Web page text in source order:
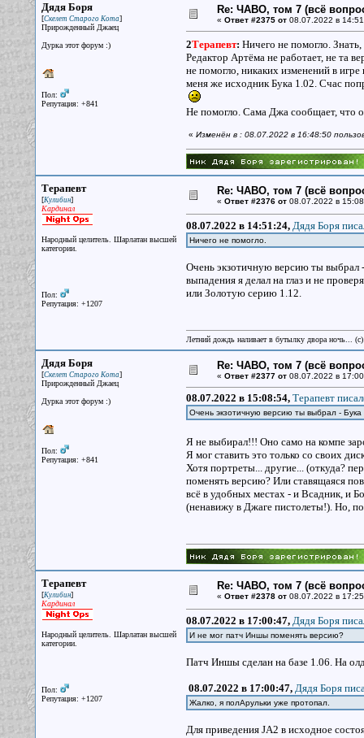
Дядя Боря
[Скелет Старого Кота]
Прирожденный Джаец
Дурка этот форум :)
Пол:
Репутация: +841
Re: ЧАВО, том 7 (всё
« Ответ #2375 от08.07.2022 в
2Терапевт: Ничего не помогло.
Редактор Артёма не работает, не та
не помогло, никаких изменений в
меня же исходник Бука 1.02. Счас
Не помогло. Сама Джа сообщает, что
« Изменён в : 08.07.2022 в 16:48:50
Терапевт
[Кулибин]
Кардинал
Народный целитель. Шарлатан высшей
категории.
Пол:
Репутация: +1207
Re: ЧАВО, том 7 (всё
« Ответ #2376 от08.07.2022 в
08.07.2022 в 14:51:24, Дядя Боря
Ничего не помогло.
Очень экзотичную версию ты выбрал
выпадения я делал на глаз и не
или Золотую серию 1.12.
Летний дождь наливает в бутылку двора ночь...
Дядя Боря
[Скелет Старого Кота]
Прирожденный Джаец
Дурка этот форум :)
Пол:
Репутация: +841
Re: ЧАВО, том 7 (всё
« Ответ #2377 от08.07.2022 в
08.07.2022 в 15:08:54, Терапевт
Очень экзотичную версию ты выбрал -
Я не выбирал!!! Оно само на компе
Я мог ставить это только со своих
Хотя портреты... другие... (откуда?
поменять версию? Или ставящаяся
всё в удобных местах - и Всадник, и
(ненавижу в Джаге пистолеты!). Но,
Терапевт
[Кулибин]
Кардинал
Народный целитель. Шарлатан высшей
категории.
Пол:
Репутация: +1207
Re: ЧАВО, том 7 (всё
« Ответ #2378 от08.07.2022 в
08.07.2022 в 17:00:47, Дядя Боря
И не мог патч Иншы поменять версию?
Патч Иншы сделан на базе 1.06. На
08.07.2022 в 17:00:47, Дядя Боря
Жалко, я полАрульки уже протопал.
Для приведения JA2 в исходное